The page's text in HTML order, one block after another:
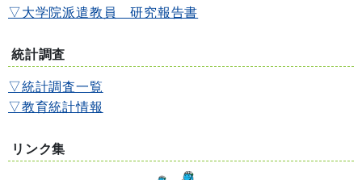
▽大学院派遣教員 研究報告書
統計調査
▽統計調査一覧
▽教育統計情報
リンク集